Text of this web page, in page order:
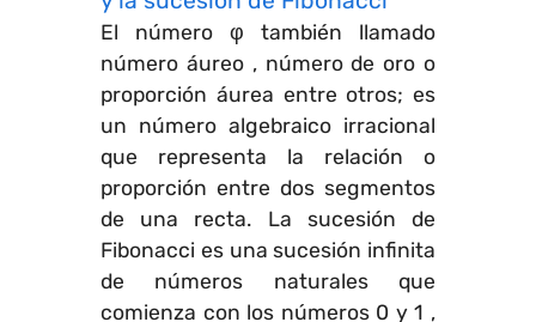
El número φ también llamado
número áureo , número de oro o
proporción áurea entre otros; es
un número algebraico irracional
que representa la relación o
proporción entre dos segmentos
de una recta. La sucesión de
Fibonacci es una sucesión infinita
de números naturales que
comienza con los números 0 y 1 ,